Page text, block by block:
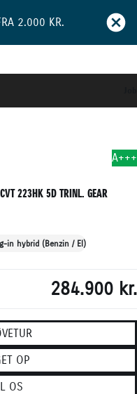
2.000 KR.
223HK 5D TRINL. GEAR
A+++
+22
in hybrid (Benzin / El)
284.900 kr.
OP
OS